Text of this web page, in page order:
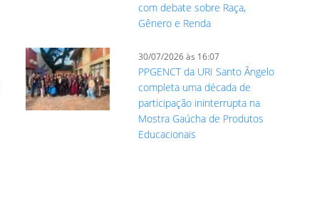
com debate sobre Raça,
Gênero e Renda
30/07/2026 às 16:07
PPGENCT da URI Santo Ângelo
completa uma década de
participação ininterrupta na
Mostra Gaúcha de Produtos
Educacionais